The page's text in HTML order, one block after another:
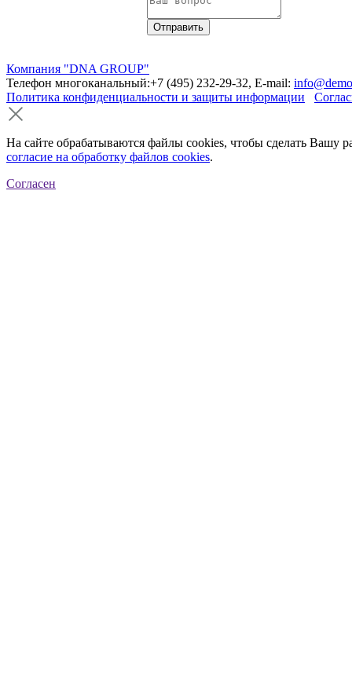
Компания "DNA GROUP"
Телефон многоканальный:+7 (495) 232-29-32, E-mail:
Политика конфиденциальности и защиты информации
На сайте обрабатываются файлы cookies, чтобы сделать Вашу
согласие на обработку файлов cookies.
Согласен